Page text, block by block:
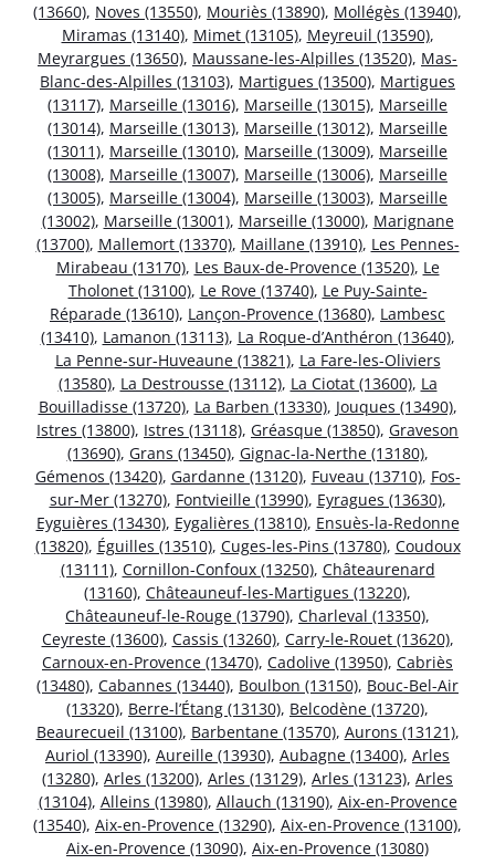
(13660), Noves (13550), Mouriès (13890), Mollégès (13940),
Miramas (13140), Mimet (13105), Meyreuil (13590),
Meyrargues (13650), Maussane-les-Alpilles (13520), Mas-
Blanc-des-Alpilles (13103), Martigues (13500), Martigues
(13117), Marseille (13016), Marseille (13015), Marseille
(13014), Marseille (13013), Marseille (13012), Marseille
(13011), Marseille (13010), Marseille (13009), Marseille
(13008), Marseille (13007), Marseille (13006), Marseille
(13005), Marseille (13004), Marseille (13003), Marseille
(13002), Marseille (13001), Marseille (13000), Marignane
(13700), Mallemort (13370), Maillane (13910), Les Pennes-
Mirabeau (13170), Les Baux-de-Provence (13520), Le
Tholonet (13100), Le Rove (13740), Le Puy-Sainte-
Réparade (13610), Lançon-Provence (13680), Lambesc
(13410), Lamanon (13113), La Roque-d’Anthéron (13640),
La Penne-sur-Huveaune (13821), La Fare-les-Oliviers
(13580), La Destrousse (13112), La Ciotat (13600), La
Bouilladisse (13720), La Barben (13330), Jouques (13490),
Istres (13800), Istres (13118), Gréasque (13850), Graveson
(13690), Grans (13450), Gignac-la-Nerthe (13180),
Gémenos (13420), Gardanne (13120), Fuveau (13710), Fos-
sur-Mer (13270), Fontvieille (13990), Eyragues (13630),
Eyguières (13430), Eygalières (13810), Ensuès-la-Redonne
(13820), Éguilles (13510), Cuges-les-Pins (13780), Coudoux
(13111), Cornillon-Confoux (13250), Châteaurenard
(13160), Châteauneuf-les-Martigues (13220),
Châteauneuf-le-Rouge (13790), Charleval (13350),
Ceyreste (13600), Cassis (13260), Carry-le-Rouet (13620),
Carnoux-en-Provence (13470), Cadolive (13950), Cabriès
(13480), Cabannes (13440), Boulbon (13150), Bouc-Bel-Air
(13320), Berre-l’Étang (13130), Belcodène (13720),
Beaurecueil (13100), Barbentane (13570), Aurons (13121),
Auriol (13390), Aureille (13930), Aubagne (13400), Arles
(13280), Arles (13200), Arles (13129), Arles (13123), Arles
(13104), Alleins (13980), Allauch (13190), Aix-en-Provence
(13540), Aix-en-Provence (13290), Aix-en-Provence (13100),
Aix-en-Provence (13090), Aix-en-Provence (13080)